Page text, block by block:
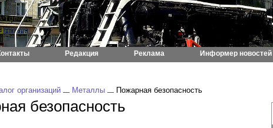
Редакция Реклама Информер новостей
организаций Металлы Пожарная безопасность
безопасность